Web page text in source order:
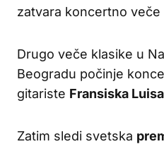
zatvara koncertno
Drugo veče klasike u
Beogradu počinje
gitariste Fransiska Luisa
Zatim sledi svetska